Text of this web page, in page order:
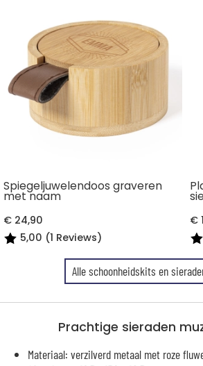
Spiegeljuwelendoos graveren
met naam
€ 24,90
5,00 (1 Reviews)
€
Alle schoonheidskits en
Prachtige sieraden
Materiaal: verzilverd metaal met roze